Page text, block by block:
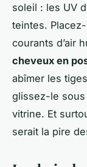
soleil : les UV
teintes.
courants d’air
cheveux en
abîmer les
glissez-le sous
vitrine. Et
serait la pire